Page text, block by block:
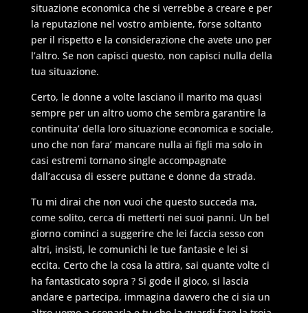
situazione economica che si verrebbe a creare e per
la reputazione nel vostro ambiente, forse soltanto
per il rispetto e la considerazione che avete uno per
l’altro. Se non capisci questo, non capisci nulla della
tua situazione.
Certo, le donne a volte lasciano il marito ma quasi
sempre per un altro uomo che sembra garantire la
continuita’ della loro situazione economica e sociale,
uno che non fara’ mancare nulla ai figli ma solo in
casi estremi tornano single accompagnate
dall’accusa di essere puttane e donne da strada.
Tu mi dirai che non vuoi che questo succeda ma,
come solito, cerca di metterti nei suoi panni. Un bel
giorno cominci a suggerire che lei faccia sesso con
altri, insisti, le comunichi le tue fantasie e lei si
eccita. Certo che la cosa la attira, sai quante volte ci
ha fantasticato sopra ? Si gode il gioco, si lascia
andare e partecipa, immagina davvero che ci sia un